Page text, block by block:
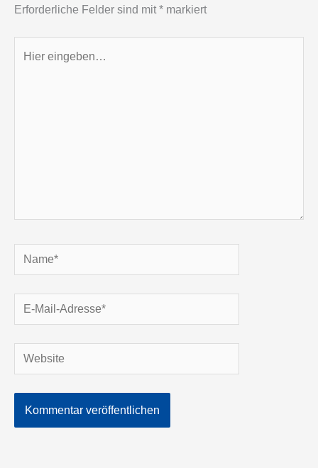
Erforderliche Felder sind mit * markiert
Name*
E-
Mail-
Adresse*
Website